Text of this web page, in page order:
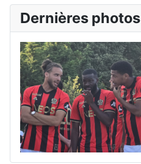
Dernières photos